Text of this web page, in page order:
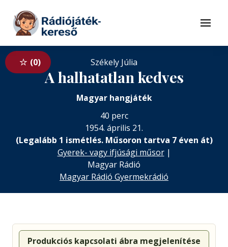
Tovább a tartalomhoz
Menü
0 Székely Júlia
A halhatatlan kedves
Magyar hangjáték
40 perc
1954. április 21.
(Legalább 1 ismétlés. Műsoron tartva 7 éven át)
Gyerek- vagy ifjúsági műsor|
Magyar Rádió
Magyar Rádió Gyermekrádió
Produkciós kapcsolati ábra megjelenítése